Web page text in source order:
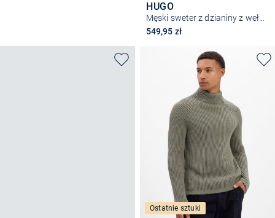
HUGO
Męski sweter z dzianiny z wełny dziewiczej - San Cedric
549,95 zł
Ostatnie sztuki